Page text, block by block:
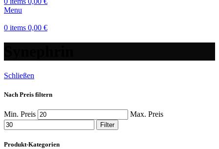
Menu
0 items 0,00 €
Schließen
Nach Preis filtern
Min. Preis Max. Preis
Filter
Produkt-Kategorien